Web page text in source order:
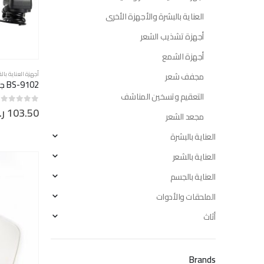
أجهزة العناية
BS-9102 جهاز مجفف طلاء الاظافر كبير
103.50
العناية بالبشرة والأجهزة الأخرى
أجهزة تشذيب الشعر
أجهزة الشمع
مجفف شعر
التعقيم وتسخين المناشف
مجعد الشعر
العناية بالبشرة
العناية بالشعر
العناية بالجسم
الملحقات والأدوات
أثاث
Brands